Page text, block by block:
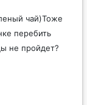
чай)Тоже
перебить
не пройдет?